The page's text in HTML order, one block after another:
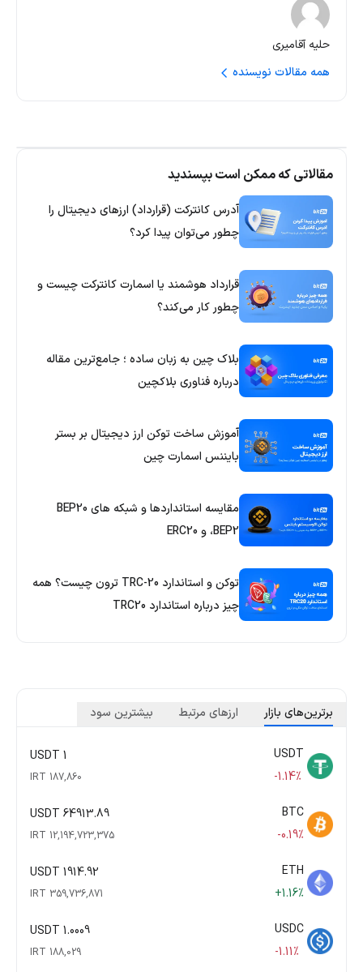
حلیه آقامیری
همه مقالات نویسنده
مقالاتی که ممکن است بپسندید
آدرس کانترکت (قرارداد) ارزهای دیجیتال را
چطور می‌توان پیدا کرد؟
قرارداد هوشمند یا اسمارت کانترکت چیست و
چطور کار می‌کند؟
بلاک چین به زبان ساده ؛ جامع‌ترین مقاله
درباره فناوری بلاکچین
آموزش ساخت توکن ارز دیجیتال بر بستر
بایننس اسمارت چین
مقایسه استانداردها و شبکه های BEP20
،BEP2 و ERC20
توکن و استاندارد TRC-20 ترون چیست؟ همه
چیز درباره استاندارد TRC20
برترین‌های بازار ارزهای مرتبط بیشترین سود
USDT
-1.14%
1 USDT
187,860 IRT
BTC
-0.19%
64913.89 USDT
12,194,723,375 IRT
ETH
+1.16%
1914.92 USDT
359,736,871 IRT
USDC
-1.11%
1.0009 USDT
188,029 IRT